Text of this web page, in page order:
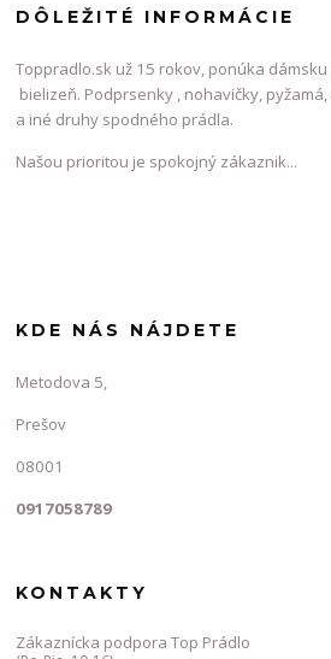
DÔLEŽITÉ INFORMÁCIE
Toppradlo.sk už 15 rokov, ponúka
bielizeň. Podprsenky , nohavičky,
a iné druhy spodného prádla.
Našou prioritou je spokojný zákaznik...
KDE NÁS NÁJDETE
Metodova 5,
Prešov
08001
0917058789
KONTAKTY
Zákaznícka podpora Top Prádlo